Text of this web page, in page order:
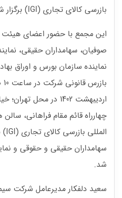
بازرسى كالاى تجارى (IGI) برگزار شد.
این مجمع با حضور اعضای
صوفیان، سهامداران حقیقی،
نماینده سازمان بورس و اوراق
اردیبهشت 1402 در محل
چهارراه قائم مقام فراهانى،
سهامداران حقیقی و حقوقی و
شد.
سعید دلفکار مدیرعامل شرکت